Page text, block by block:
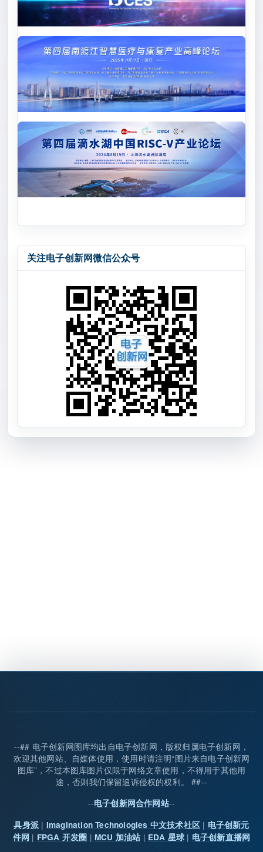
关注电子创新网微信公众号
--## 电子创新网图库均出自电子创新网，版权归属电子创新网，
欢迎其他网站、自媒体使用，使用时请注明“图片来自电子创新网
图库”，不过本图库图片仅限于网络文章使用，不得用于其他用
途，否则我们保留追诉侵权的权利。 ##--
--电子创新网合作网站--
具身派 | Imagination Technologies 中文技术社区| 电子创新元
件网 | FPGA 开发圈 | MCU 加油站 | EDA 星球 | 电子创新直播网